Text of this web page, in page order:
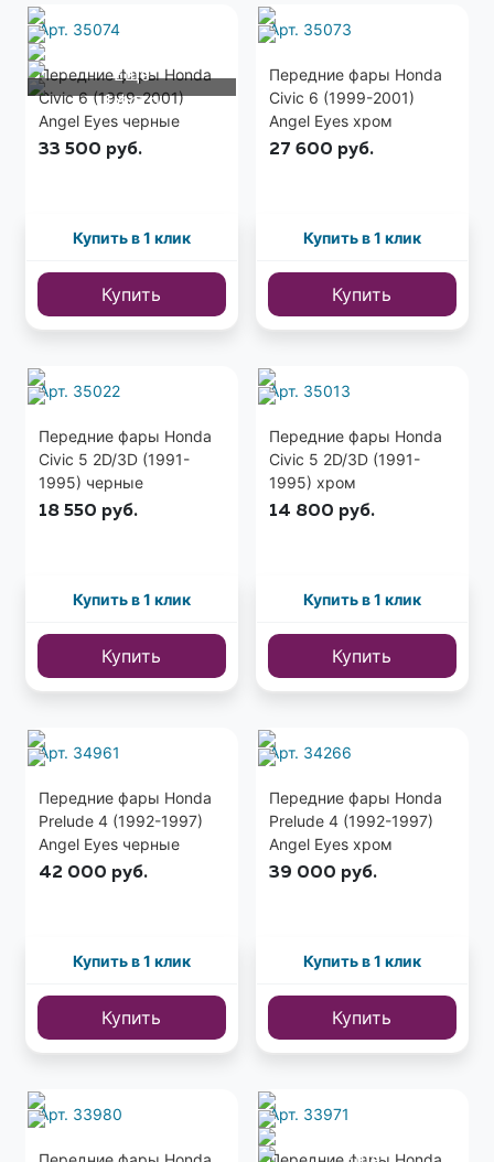
Еще
1 фото
Арт. 35074
Передние фары Honda
Civic 6 (1999-2001)
Angel Eyes черные
33 500 руб.
Купить в 1 клик
Купить
Арт. 35073
Передние фары Honda
Civic 6 (1999-2001)
Angel Eyes хром
27 600 руб.
Купить в 1 клик
Купить
Арт. 35022
Передние фары Honda
Civic 5 2D/3D (1991-
1995) черные
18 550 руб.
Купить в 1 клик
Купить
Арт. 35013
Передние фары Honda
Civic 5 2D/3D (1991-
1995) хром
14 800 руб.
Купить в 1 клик
Купить
Арт. 34961
Передние фары Honda
Prelude 4 (1992-1997)
Angel Eyes черные
42 000 руб.
Купить в 1 клик
Купить
Арт. 34266
Передние фары Honda
Prelude 4 (1992-1997)
Angel Eyes хром
39 000 руб.
Купить в 1 клик
Купить
Арт. 33980 Арт. 33971